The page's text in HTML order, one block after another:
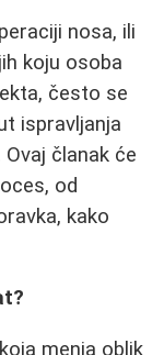
nosa, ili
koju osoba
često se
ispravljanja
članak će
od
kako
menja oblik